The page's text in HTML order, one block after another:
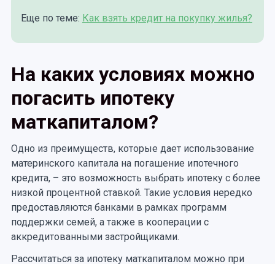
Еще по теме: Как взять кредит на покупку жилья?
На каких условиях можно
погасить ипотеку
маткапиталом?
Одно из преимуществ, которые дает использование
материнского капитала на погашение ипотечного
кредита, – это возможность выбрать ипотеку с более
низкой процентной ставкой. Такие условия нередко
предоставляются банками в рамках программ
поддержки семей, а также в кооперации с
аккредитованными застройщиками.
Рассчитаться за ипотеку маткапиталом можно при